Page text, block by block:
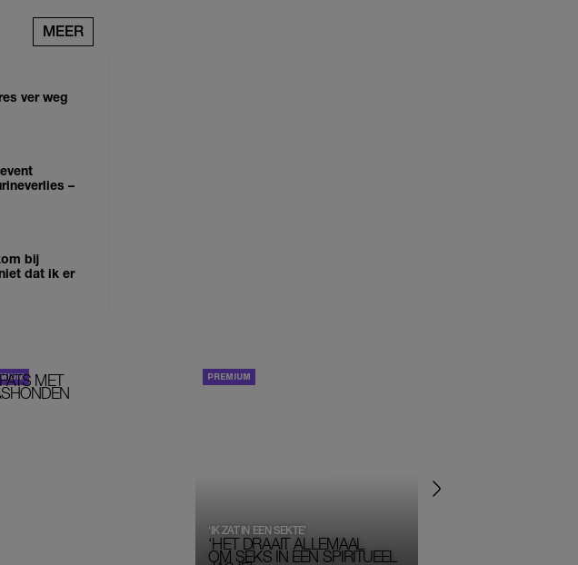
MEER
ver weg
–
bij
dat ik er
MET
‘HET DRAAIT ALLEMAAL
OM SEKS IN EEN SPIRITUEEL
‘IK ZAT IN EEN SEKTE’